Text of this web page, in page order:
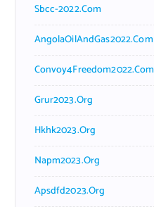
Sbcc-2022.com
AngolaOilAndGas2022.com
Convoy4Freedom2022.com
Grur2023.org
Hkhk2023.org
Napm2023.org
Apsdfd2023.org